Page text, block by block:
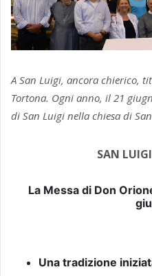
A San Luigi, ancora chierico,
Tortona. Ogni anno, il 21
di San Luigi nella chiesa di
SAN
La Messa di Don
Una tradizione